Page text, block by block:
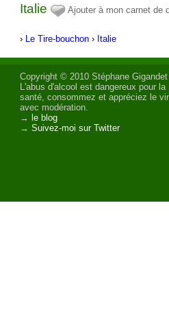
Italie
Ajouter à mon carnet de
› Le Tire-bouchon › Italie
Copyright © 2010 Stéphane Gigandet
L'abus d'alcool est dangereux pour la
santé, consommez et appréciez le
avec modération.
→ le blog
→Suivez-moi sur Twitter